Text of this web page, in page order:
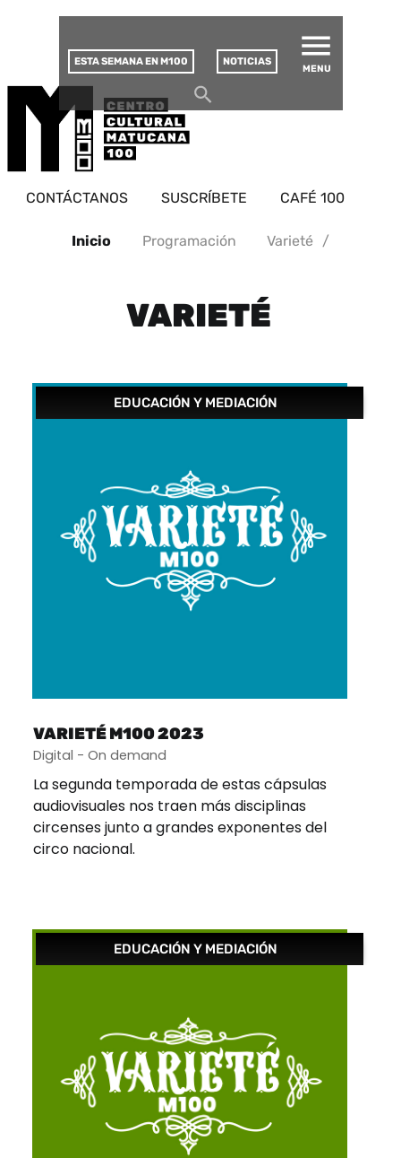
CULTURAL
ESTA SEMANA EN M100 NOTICIAS
MENU
CONTÁCTANOS SUSCRÍBETE CAFÉ 100
Inicio Programación Varieté /
VARIETÉ
EDUCACIÓN Y MEDIACIÓN
VARIETÉ M100 2023
Digital - On demand
La segunda temporada de estas cápsulas
audiovisuales nos traen más disciplinas
circenses junto a grandes exponentes del
circo nacional.
EDUCACIÓN Y MEDIACIÓN